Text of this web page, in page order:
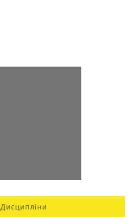
Дисципліни